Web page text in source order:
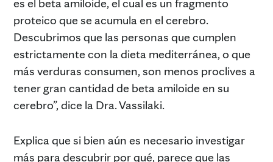
es el beta amiloide, el cual es un fragmento
proteico que se acumula en el cerebro.
Descubrimos que las personas que cumplen
estrictamente con la dieta mediterránea, o que
más verduras consumen, son menos proclives a
tener gran cantidad de beta amiloide en su
cerebro”, dice la Dra. Vassilaki.
Explica que si bien aún es necesario investigar
más para descubrir por qué, parece que las